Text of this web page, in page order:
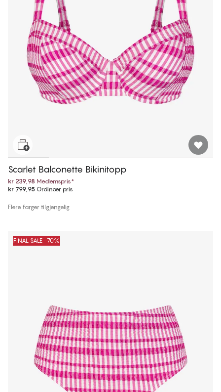
Scarlet Balconette Bikinitopp
kr 239,98 Medlemspris*
kr 799,95 Ordinær pris
Flere farger tilgjengelig
FINAL SALE -70%